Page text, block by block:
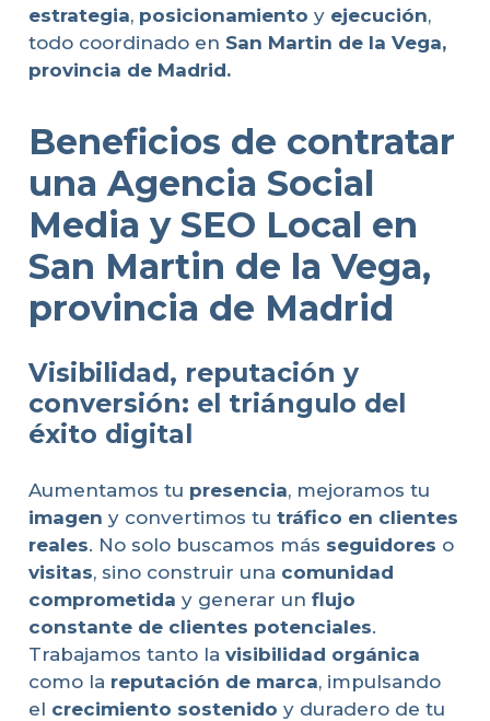
estrategia, posicionamiento y ejecución,
todo coordinado en San Martin de la Vega,
provincia de Madrid.
Beneficios de contratar
una Agencia Social
Media y SEO Local en
San Martin de la Vega,
provincia de Madrid
Visibilidad, reputación y
conversión: el triángulo del
éxito digital
Aumentamos tu presencia, mejoramos tu
imagen y convertimos tu tráfico en clientes
reales. No solo buscamos más seguidores o
visitas, sino construir una comunidad
comprometida y generar un flujo
constante de clientes potenciales.
Trabajamos tanto la visibilidad orgánica
como la reputación de marca, impulsando
el crecimiento sostenido y duradero de tu